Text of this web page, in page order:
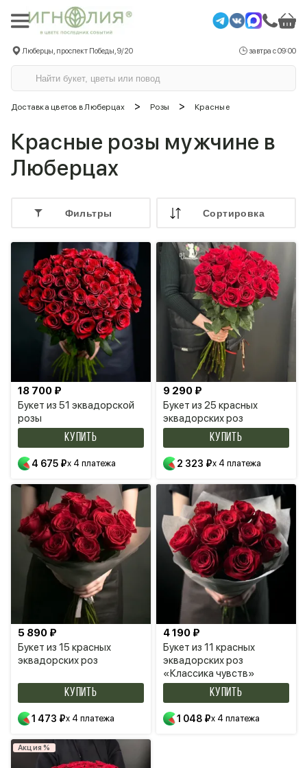
Люберцы, проспект Победы, 9/20 завтра с 09:00
Доставка цветов в Люберцах > Розы > Красные
Красные розы мужчине в
Люберцах
Фильтры Cортировка
Букет из 51 эквадорской
розы
18 700 ₽
КУПИТЬ
4 675 ₽x 4 платежа
Букет из 25 красных
эквадорских роз
9 290 ₽
КУПИТЬ
2 323 ₽x 4 платежа
Букет из 15 красных
эквадорских роз
5 890 ₽
КУПИТЬ
1 473 ₽x 4 платежа
Букет из 11 красных
эквадорских роз
«Классика чувств»
4 190 ₽
КУПИТЬ
1 048 ₽x 4 платежа
Акция %